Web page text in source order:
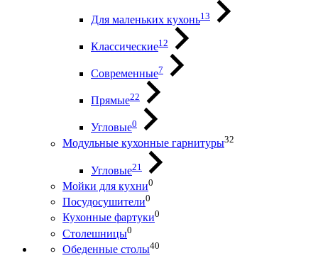
Для маленьких кухонь13
Классические12
Современные7
Прямые22
Угловые0
Модульные кухонные гарнитуры32
Угловые21
Мойки для кухни0
Посудосушители0
Кухонные фартуки0
Столешницы0
Обеденные столы40